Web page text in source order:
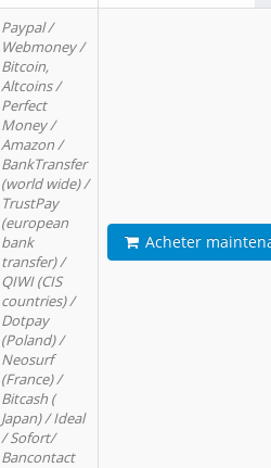
Paypal /
Webmoney /
Bitcoin,
Altcoins /
Perfect
Money /
Amazon /
BankTransfer
(world wide) /
TrustPay
(european
bank
transfer) /
QIWI (CIS
countries) /
Dotpay
(Poland) /
Neosurf
(France) /
Bitcash (
Japan) / Ideal
/ Sofort/
Bancontact
Acheter